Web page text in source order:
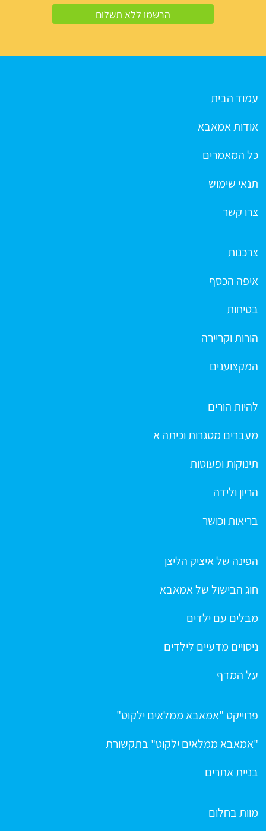
עמוד הבית
אודות אמאבא
כל המאמרים
תנאי שימוש
צרו קשר
צרכנות
איפה הכסף
בטיחות
הורות וקריירה
המקצוענים
להיות הורים
מעברים מסגרות וכיתה א
תינוקות ופעוטות
הריון ולידה
בריאות וכושר
הפינה של איציק הליצן
חוג הבישול של אמאבא
מבלים עם ילדים
ניסויים מדעיים לילדים
על המדף
פרוייקט "אמאבא ממלאים ילקוט"
"אמאבא ממלאים ילקוט" בתקשורת
בניית אתרים
מוות בחלום